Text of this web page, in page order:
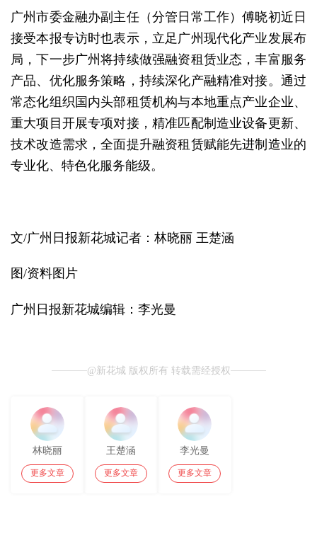
广州市委金融办副主任（分管日常工作）傅晓初近日
接受本报专访时也表示，立足广州现代化产业发展布
局，下一步广州将持续做强融资租赁业态，丰富服务
产品、优化服务策略，持续深化产融精准对接。通过
常态化组织国内头部租赁机构与本地重点产业企业、
重大项目开展专项对接，精准匹配制造业设备更新、
技术改造需求，全面提升融资租赁赋能先进制造业的
专业化、特色化服务能级。
文/广州日报新花城记者：林晓丽 王楚涵
图/资料图片
广州日报新花城编辑：李光曼
@新花城 版权所有 转载需经授权
林晓丽
更多文章
王楚涵
更多文章
李光曼
更多文章